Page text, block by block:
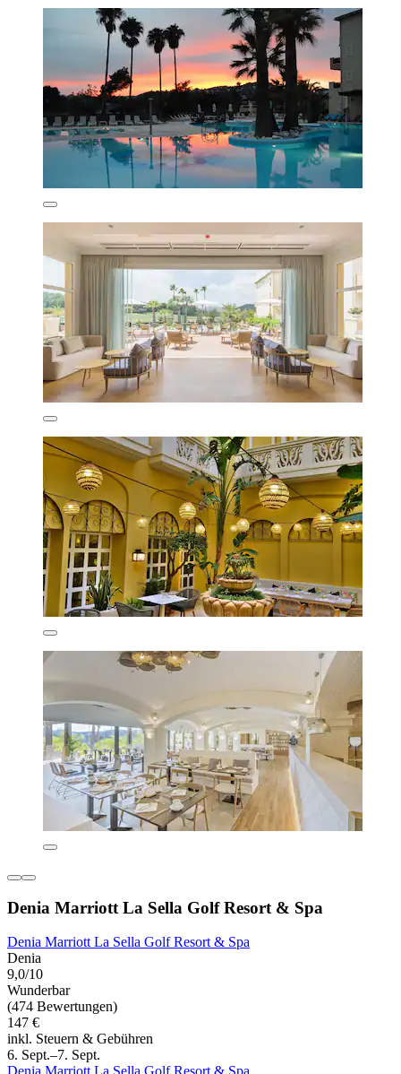
Denia Marriott La Sella Golf Resort & Spa
Denia Marriott La Sella Golf Resort & Spa
Denia
9,0/10
Wunderbar
(474 Bewertungen)
147 €
inkl. Steuern & Gebühren
6. Sept.–7. Sept.